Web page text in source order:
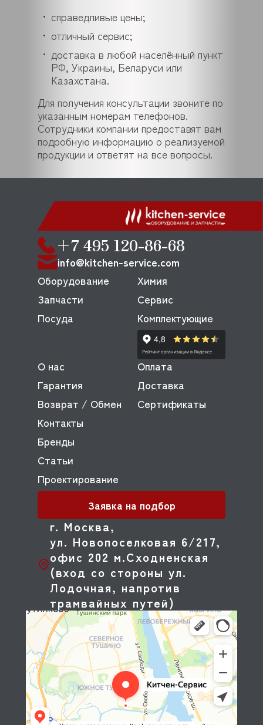
справедливые цены;
отличный сервис;
доставка в любой населённый пункт
РФ, Украины, Беларуси или
Казахстана.
Для получения консультации звоните по
указанным номерам телефонов.
Сотрудники компании предоставят вам
подробную информацию о реализуемой
продукции и ответят на все вопросы.
+7 495 120-86-68
info@kitchen-service.com
г. Москва,
ул. Новопоселковая 6/217,
офис 202 м.Сходненская
(вход со стороны ул.
Лодочная, напротив
трамвайных путей)
Оборудование
Запчасти
Посуда
Химия
Сервис
Комплектующие
О нас
Оплата
Гарантия
Доставка
Возврат / Обмен
Сертификаты
Контакты
Бренды
Статьи
Проектирование
Заявка на подбор